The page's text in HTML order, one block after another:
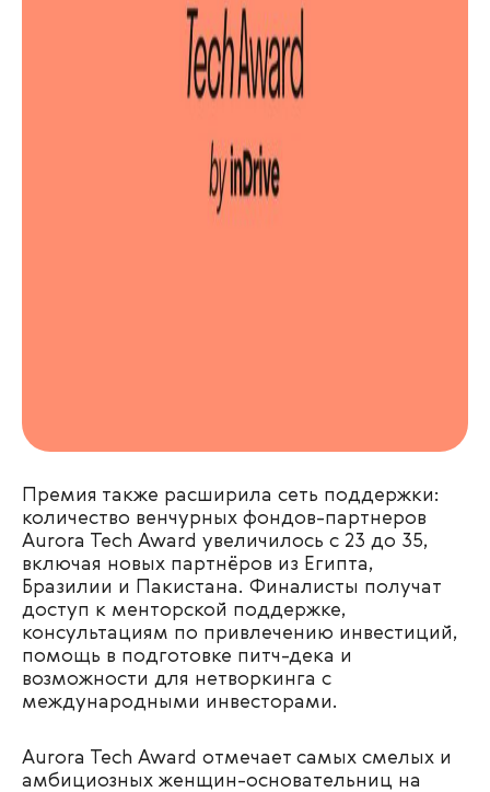
Премия также расширила сеть поддержки:
количество венчурных фондов-партнеров
Aurora Tech Award увеличилось с 23 до 35,
включая новых партнёров из Египта,
Бразилии и Пакистана. Финалисты получат
доступ к менторской поддержке,
консультациям по привлечению инвестиций,
помощь в подготовке питч-дека и
возможности для нетворкинга с
международными инвесторами.
Aurora Tech Award отмечает самых смелых и
амбициозных женщин-основательниц на